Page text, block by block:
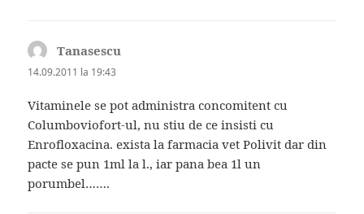
Tanasescu
14.09.2011 la 19:43
Vitaminele se pot administra concomitent cu
Columboviofort-ul, nu stiu de ce insisti cu
Enrofloxacina. exista la farmacia vet Polivit dar din
pacte se pun 1ml la l., iar pana bea 1l un
porumbel…….